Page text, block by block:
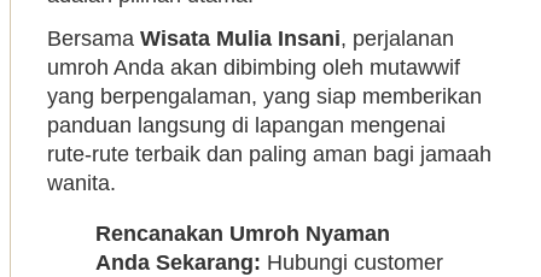
Bersama Wisata Mulia Insani, perjalanan
umroh Anda akan dibimbing oleh mutawwif
yang berpengalaman, yang siap memberikan
panduan langsung di lapangan mengenai
rute-rute terbaik dan paling aman bagi jamaah
wanita.
Rencanakan Umroh Nyaman
Anda Sekarang: Hubungi customer